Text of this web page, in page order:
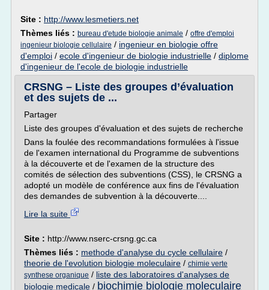
Site : http://www.lesmetiers.net
Thèmes liés : bureau d'etude biologie animale / offre d'emploi
ingenieur biologie cellulaire / ingenieur en biologie offre
d'emploi / ecole d'ingenieur de biologie industrielle / diplome
d'ingenieur de l'ecole de biologie industrielle
CRSNG – Liste des groupes d’évaluation
et des sujets de ...
Partager
Liste des groupes d'évaluation et des sujets de recherche
Dans la foulée des recommandations formulées à l'issue
de l'examen international du Programme de subventions
à la découverte et de l'examen de la structure des
comités de sélection des subventions (CSS), le CRSNG a
adopté un modèle de conférence aux fins de l'évaluation
des demandes de subvention à la découverte....
Lire la suite
Site : http://www.nserc-crsng.gc.ca
Thèmes liés : methode d'analyse du cycle cellulaire /
theorie de l'evolution biologie moleculaire / chimie verte
synthese organique / liste des laboratoires d'analyses de
biologie medicale / biochimie biologie moleculaire